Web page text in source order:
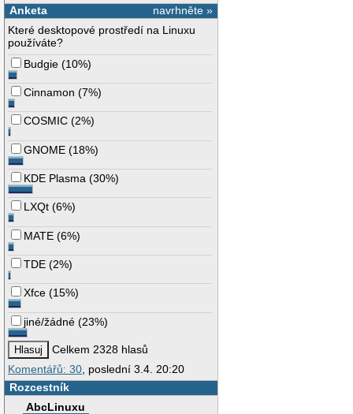
navrhněte »
Anketa
Které desktopové prostředí na Linuxu
používáte?
Budgie (10%)
Cinnamon (7%)
COSMIC (2%)
GNOME (18%)
KDE Plasma (30%)
LXQt (6%)
MATE (6%)
TDE (2%)
Xfce (15%)
jiné/žádné (23%)
Celkem 2328 hlasů
Komentářů: 30, poslední 3.4. 20:20
Rozcestník
AbcLinuxu